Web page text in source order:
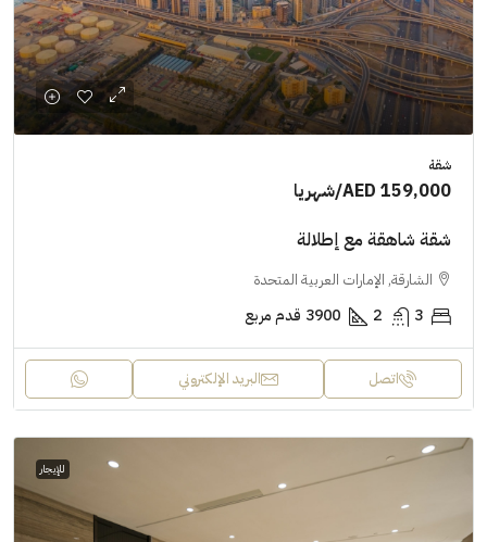
شقة
AED 159,000/شهريا
شقة شاهقة مع إطلالة
الشارقة, الإمارات العربية المتحدة
3
2
3900 قدم مربع
اتصل البريد الإلكتروني
للإيجار